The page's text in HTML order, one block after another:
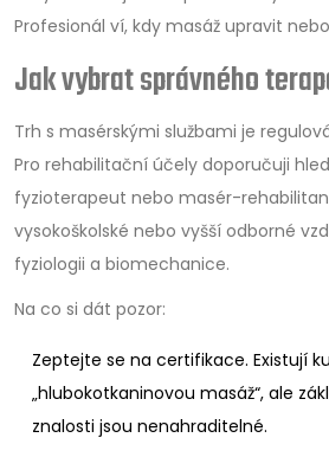
Profesionál ví, kdy masáž upravit
Jak vybrat správného
Trh s masérskými službami je
Pro rehabilitační účely doporučuji
fyzioterapeut nebo masér-
vysokoškolské nebo vyšší odborné
fyziologii a biomechanice.
Na co si dát pozor:
Zeptejte se na certifikace. Existují
„hlubokotkaninovou masáž“, ale
znalosti jsou nenahraditelné.